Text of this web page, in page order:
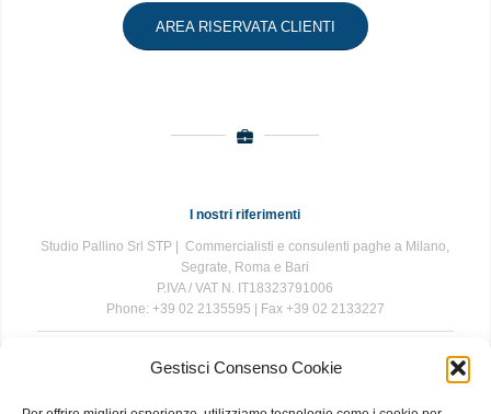
Gestisci Consenso Cookie
AREA RISERVATA CLIENTI
I nostri riferimenti
Studio Pallino Srl STP | Commercialisti e consulenti paghe a Milano,
Segrate, Roma e Bari
P.IVA / VAT N. IT18323791006
Phone: +39 02 2135595 | Fax +39 02 2133227
The information contained in this website is for general information